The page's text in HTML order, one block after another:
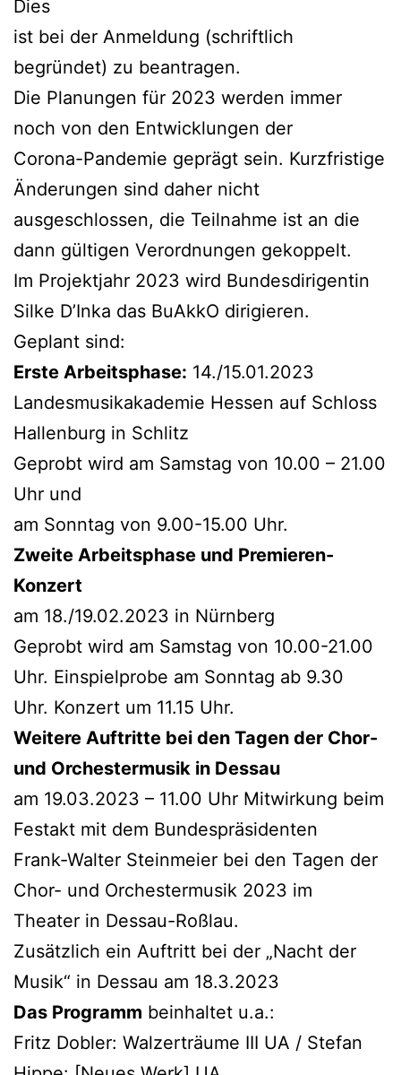
Dies
ist bei der Anmeldung (schriftlich
begründet) zu beantragen.
Die Planungen für 2023 werden immer
noch von den Entwicklungen der
Corona-Pandemie geprägt sein. Kurzfristige
Änderungen sind daher nicht
ausgeschlossen, die Teilnahme ist an die
dann gültigen Verordnungen gekoppelt.
Im Projektjahr 2023 wird Bundesdirigentin
Silke D’Inka das BuAkkO dirigieren.
Geplant sind:
Erste Arbeitsphase: 14./15.01.2023
Landesmusikakademie Hessen auf Schloss
Hallenburg in Schlitz
Geprobt wird am Samstag von 10.00 – 21.00
Uhr und
am Sonntag von 9.00-15.00 Uhr.
Zweite Arbeitsphase und Premieren-
Konzert
am 18./19.02.2023 in Nürnberg
Geprobt wird am Samstag von 10.00-21.00
Uhr. Einspielprobe am Sonntag ab 9.30
Uhr. Konzert um 11.15 Uhr.
Weitere Auftritte bei den Tagen der Chor-
und Orchestermusik in Dessau
am 19.03.2023 – 11.00 Uhr Mitwirkung beim
Festakt mit dem Bundespräsidenten
Frank-Walter Steinmeier bei den Tagen der
Chor- und Orchestermusik 2023 im
Theater in Dessau-Roßlau.
Zusätzlich ein Auftritt bei der „Nacht der
Musik“ in Dessau am 18.3.2023
Das Programm beinhaltet u.a.:
Fritz Dobler: Walzerträume III UA / Stefan